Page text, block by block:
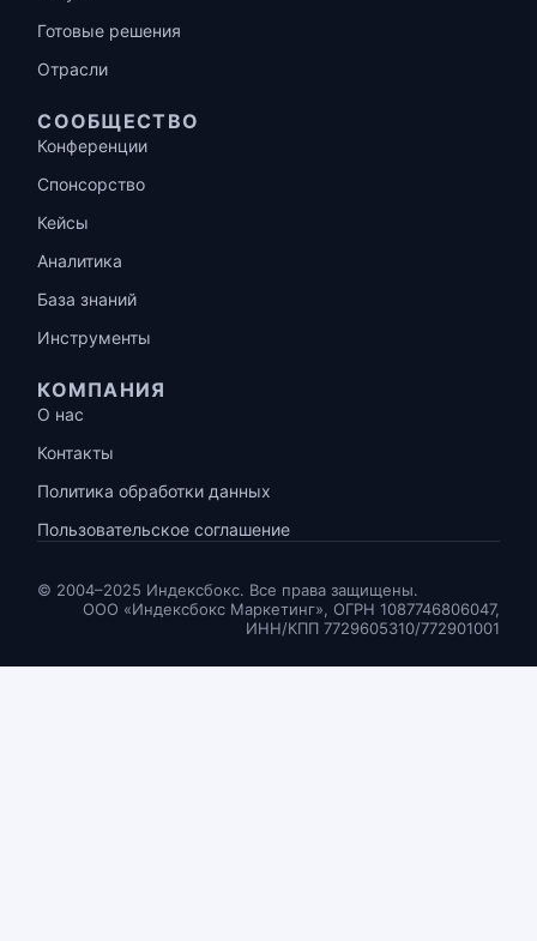
Готовые решения
Отрасли
СООБЩЕСТВО
Конференции
Спонсорство
Кейсы
Аналитика
База знаний
Инструменты
КОМПАНИЯ
О нас
Контакты
Политика обработки данных
Пользовательское соглашение
© 2004–2025 Индексбокс. Все права защищены.
ООО «Индексбокс Маркетинг», ОГРН 1087746806047,
ИНН/КПП 7729605310/772901001